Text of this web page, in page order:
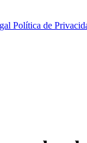
Política de